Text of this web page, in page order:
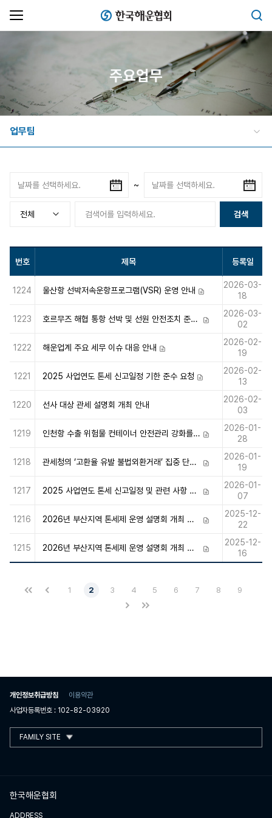
검색
한국해운협회
주요업무
업무팀
~
검색
번호 제목 등록일
1224 울산항 선박저속운항프로그램(VSR) 운영 안내 첨부파일
2026-03-
18
1223 호르무즈 해협 통항 선박 및 선원 안전조치 준수 요청 첨부파일
2026-03-
02
1222 해운업계 주요 세무 이슈 대응 안내 첨부파일
2026-02-
19
1221 2025 사업연도 톤세 신고일정 기한 준수 요청 첨부파일
2026-02-
13
1220 선사 대상 관세 설명회 개최 안내
2026-02-
03
1219 인천항 수출 위험물 컨테이너 안전관리 강화를 위한 간담회 결과 알림 첨부파일
2026-01-
28
1218 관세청의 ‘고환율 유발 불법외환거래’ 집중 단속 실시에 따른 주의 안내 첨부파일
2026-01-
19
1217 2025 사업연도 톤세 신고일정 및 관련 사항 안내 첨부파일
2026-01-
07
1216 2026년 부산지역 톤세제 운영 설명회 개최 안내(일정확정) 첨부파일
2025-12-
22
1215 2026년 부산지역 톤세제 운영 설명회 개최 연기 안내 첨부파일
2025-12-
16
1 2 3 4 5 6 7 8 9
개인정보취급방침
이용약관
사업자등록번호 : 102-82-03920
FAMILY SITE
한국해운협회
ADDRESS